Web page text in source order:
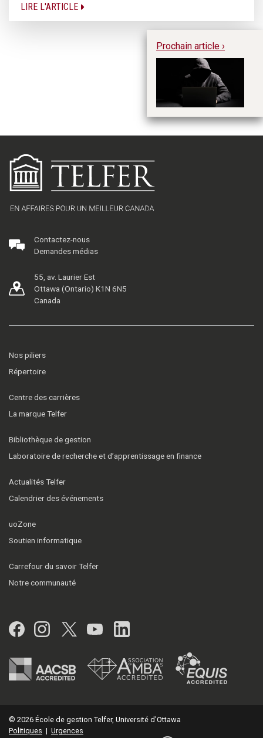
LIRE L'ARTICLE
Prochain article ›
Contactez-nous
Demandes médias
55, av. Laurier Est
Ottawa (Ontario) K1N 6N5
Canada
Nos piliers
Répertoire
Centre des carrières
La marque Telfer
Bibliothèque de gestion
Laboratoire de recherche et d’apprentissage en finance
Actualités Telfer
Calendrier des événements
uoZone
Soutien informatique
Carrefour du savoir Telfer
Notre communauté
Facebook
Instagram
Twitter
YouTubeLinkedIn
© 2026 École de gestion Telfer, Université d'Ottawa
Politiques | Urgences